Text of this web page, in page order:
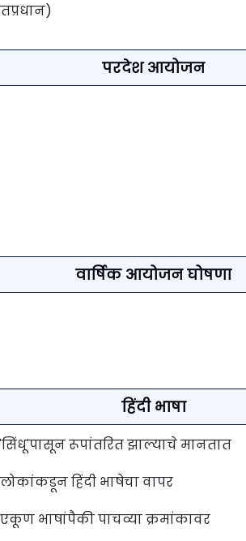
परदेश आयोजन
वार्षिक आयोजन घोषणा
हिंदी भाषा
रूपांतरित झाल्याचे मानतात
हिंदी भाषेचा वापर
भाषांपैकी पाचव्या क्रमांकावर